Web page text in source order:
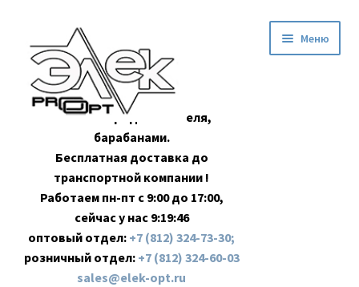
навигации
содержимому
Оптовая продажа кабеля,
барабанами.
Бесплатная доставка до
транспортной компании !
Работаем пн-пт с 9:00 до 17:00,
сейчас у нас 9:19:47
оптовый отдел: +7 (812) 324-73-30;
розничный отдел: +7 (812) 324-60-03
sales@elek-opt.ru
Меню